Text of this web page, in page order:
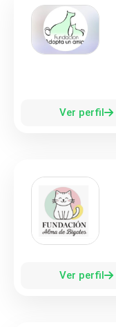
Ver perfil
Ver perfil